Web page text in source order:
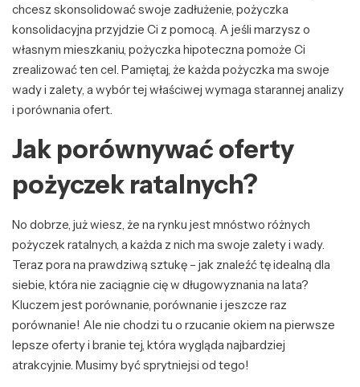
chcesz skonsolidować swoje zadłużenie, pożyczka
konsolidacyjna przyjdzie Ci z pomocą. A jeśli marzysz o
własnym mieszkaniu, pożyczka hipoteczna pomoże Ci
zrealizować ten cel. Pamiętaj, że każda pożyczka ma swoje
wady i zalety, a wybór tej właściwej wymaga starannej analizy
i porównania ofert.
Jak porównywać oferty
pożyczek ratalnych?
No dobrze, już wiesz, że na rynku jest mnóstwo różnych
pożyczek ratalnych, a każda z nich ma swoje zalety i wady.
Teraz pora na prawdziwą sztukę – jak znaleźć tę idealną dla
siebie, która nie zaciągnie cię w długowyznania na lata?
Kluczem jest porównanie, porównanie i jeszcze raz
porównanie! Ale nie chodzi tu o rzucanie okiem na pierwsze
lepsze oferty i branie tej, która wygląda najbardziej
atrakcyjnie. Musimy być sprytniejsi od tego!